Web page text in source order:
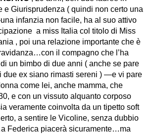
e Giurisprudenza ( quindi non certo una
infanzia non facile, ha al suo attivo
a miss Italia col titolo di Miss
, poi una relazione importante che è
il compagno che l’ha
un bimbo di due anni ( anche se pare
due ex siano rimasti sereni ) —e vi pare
come lei, anche mamma, che
e con un vissuto alquanto corposo
veramente coinvolta da un tipetto soft
a sentire le Vicoline, senza dubbio
Federica piacerà sicuramente…ma